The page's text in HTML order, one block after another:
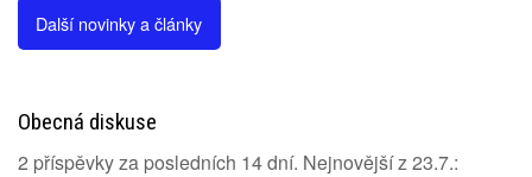
Další novinky a články
Obecná diskuse
2 příspěvky za posledních 14 dní. Nejnovější z 23.7.: